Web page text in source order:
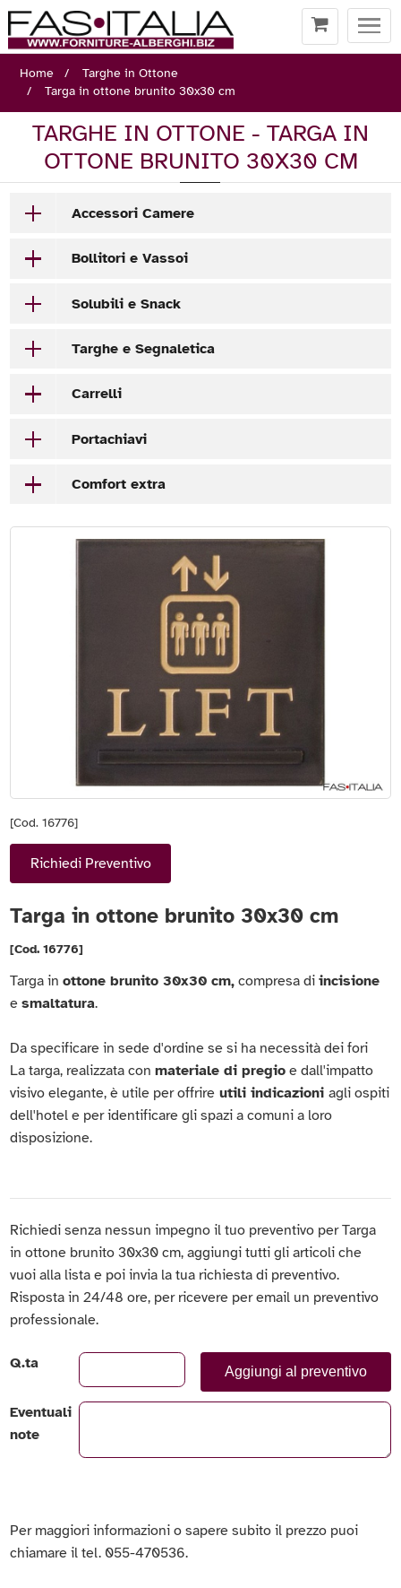
Home
Targhe in Ottone
Targa in ottone brunito 30x30 cm
TARGHE IN OTTONE - TARGA IN
OTTONE BRUNITO 30X30 CM
Accessori Camere
Bollitori e Vassoi
Solubili e Snack
Targhe e Segnaletica
Carrelli
Portachiavi
Comfort extra
[Cod. 16776]
Richiedi Preventivo
Targa in ottone brunito 30x30 cm
[Cod. 16776]
Targa inottone brunito 30x30 cm, compresa diincisione
esmaltatura.
Da specificare in sede d'ordine se si ha necessità dei fori
La targa, realizzata conmateriale di pregio e dall'impatto
visivo elegante, è utile per offrire utili indicazioniagli ospiti
dell'hotel e per identificare gli spazi a comuni a loro
disposizione.
Richiedi senza nessun impegno il tuo preventivo per Targa
in ottone brunito 30x30 cm, aggiungi tutti gli articoli che
vuoi alla lista e poi invia la tua richiesta di preventivo.
Risposta in 24/48 ore, per ricevere per email un preventivo
professionale.
Q.ta Aggiungi al preventivo
Eventuali
note
Per maggiori informazioni o sapere subito il prezzo puoi
chiamare il tel. 055-470536.